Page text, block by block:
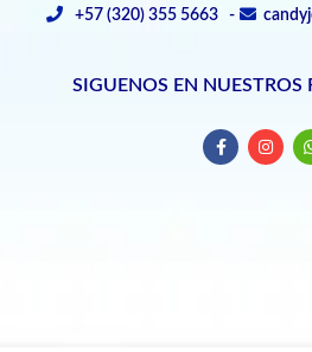
+57 (320) 355 5663 -
SIGUENOS EN NUESTROS